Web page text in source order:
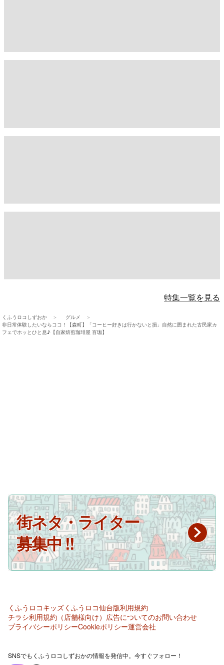
特集一覧を見る
くふうロコしずおか
グルメ
非日常体験したいならココ！【森町】「コーヒー好きは行かないと損」自然に囲まれた古民家カ
フェでホッとひと息♪【自家焙煎珈琲屋 百珈】
街ネタ・ライター
募集中 !!
くふうロコキッズくふうロコ仙台版利用規約
チラシ利用規約（店舗様向け） 広告についてのお問い合わせ
プライバシーポリシーCookieポリシー運営会社
SNSでもくふうロコしずおかの情報を発信中。今すぐフォロー！